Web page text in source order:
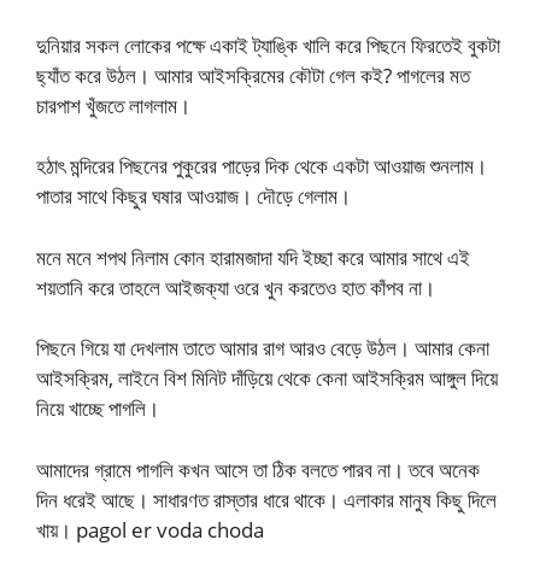
দুনিয়ার সকল লোকের পক্ষে একাই ট্যাঙ্কি খালি করে পিছনে ফিরতেই বুকটা
ছ্যাঁত করে উঠল। আমার আইসক্রিমের কৌটা গেল কই? পাগলের মত
চারপাশ খুঁজতে লাগলাম।
হঠাৎ মন্দিরের পিছনের পুকুরের পাড়ের দিক থেকে একটা আওয়াজ শুনলাম।
পাতার সাথে কিছুর ঘষার আওয়াজ। দৌড়ে গেলাম।
মনে মনে শপথ নিলাম কোন হারামজাদা যদি ইচ্ছা করে আমার সাথে এই
শয়তানি করে তাহলে আইজক্যা ওরে খুন করতেও হাত কাঁপব না।
পিছনে গিয়ে যা দেখলাম তাতে আমার রাগ আরও বেড়ে উঠল। আমার কেনা
আইসক্রিম, লাইনে বিশ মিনিট দাঁড়িয়ে থেকে কেনা আইসক্রিম আঙ্গুল দিয়ে
নিয়ে খাচ্ছে পাগলি।
আমাদের গ্রামে পাগলি কখন আসে তা ঠিক বলতে পারব না। তবে অনেক
দিন ধরেই আছে। সাধারণত রাস্তার ধারে থাকে। এলাকার মানুষ কিছু দিলে
খায়। pagol er voda choda